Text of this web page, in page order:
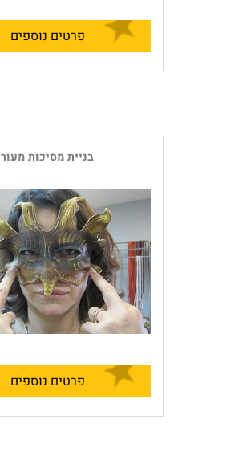
פרטים נוספים
בניית מסיכות מעור
פרטים נוספים